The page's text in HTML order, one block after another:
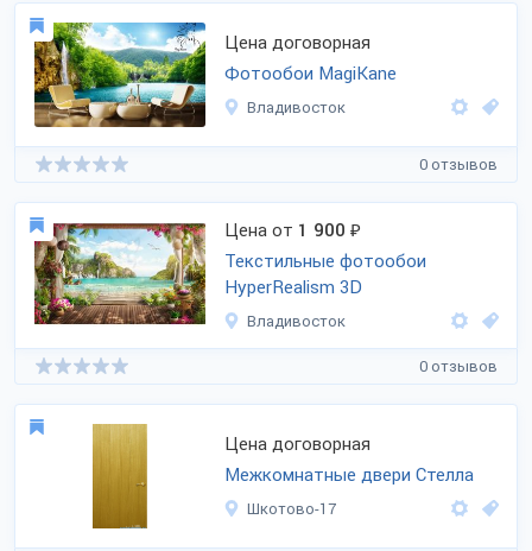
Цена договорная
Фотообои MagiKane
Владивосток
0 отзывов
Цена от 1 900 ₽
Текстильные фотообои
HyperRealism 3D
Владивосток
0 отзывов
Цена договорная
Межкомнатные двери Стелла
Шкотово-17